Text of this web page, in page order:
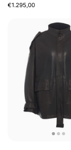
€1.295,00